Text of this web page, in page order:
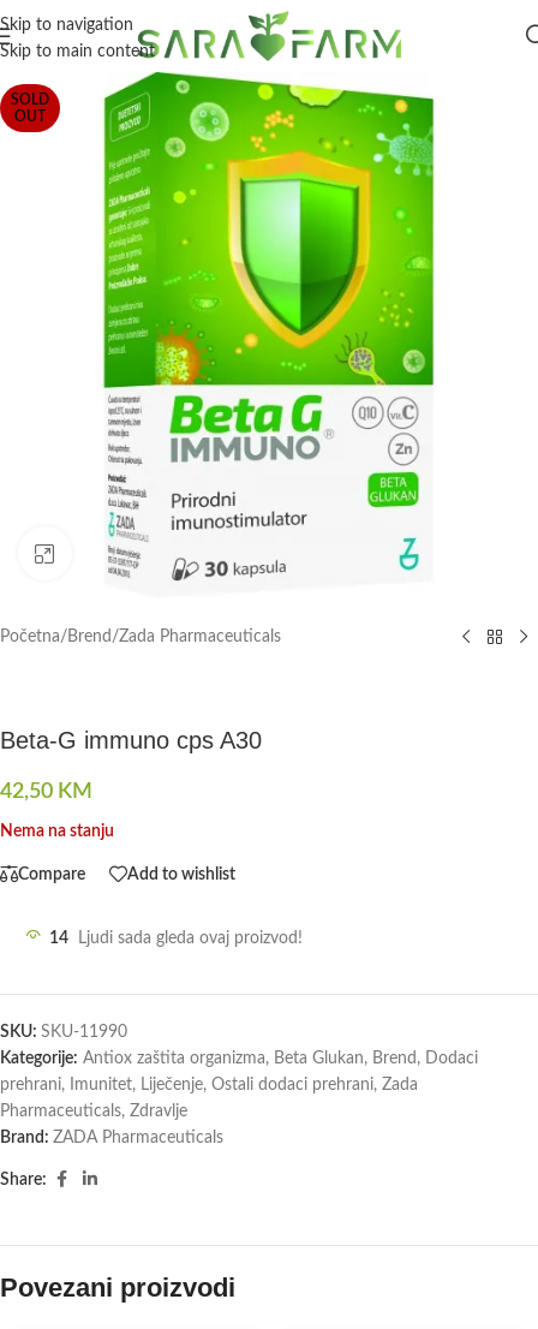
Skip to navigation
Skip to main content
SOLD
OUT
Click to enlarge
Početna/ Brend /Zada Pharmaceuticals
Beta-G immuno cps A30
42,50 KM
Nema na stanju
Compare Add to wishlist
14 Ljudi sada gleda ovaj proizvod!
SKU: SKU-11990
Kategorije: Antiox zaštita organizma, Beta Glukan, Brend , Dodaci
prehrani, Imunitet, Liječenje, Ostali dodaci prehrani, Zada
Pharmaceuticals, Zdravlje
Brand: ZADA Pharmaceuticals
Share:
Povezani proizvodi